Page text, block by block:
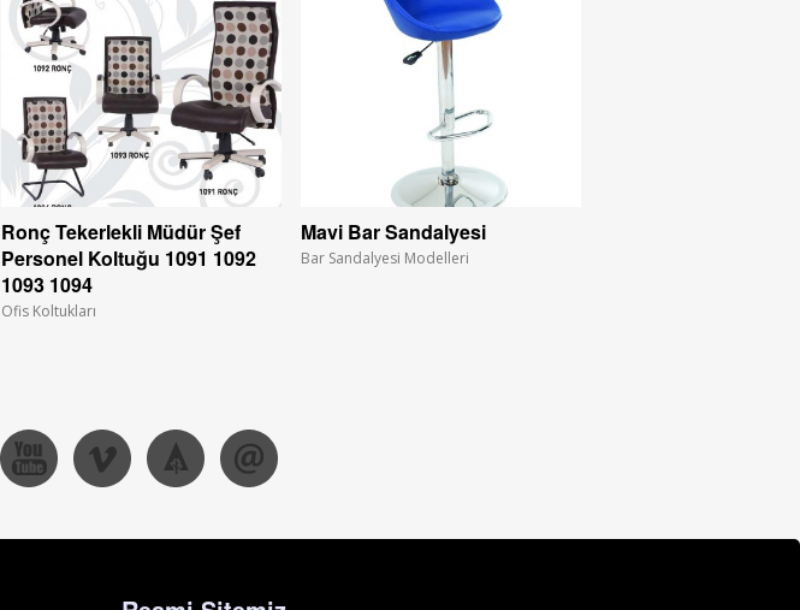
Ronç Tekerlekli Müdür Şef
Personel Koltuğu 1091 1092
1093 1094
Ofis Koltukları
Mavi Bar Sandalyesi
Bar Sandalyesi Modelleri